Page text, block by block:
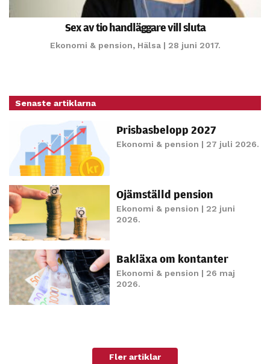
Sex av tio handläggare vill sluta
Ekonomi & pension, Hälsa| 28 juni 2017.
Senaste artiklarna
Prisbasbelopp 2027
Ekonomi & pension | 27 juli 2026.
Ojämställd pension
Ekonomi & pension | 22 juni
2026.
Bakläxa om kontanter
Ekonomi & pension | 26 maj
2026.
Fler artiklar